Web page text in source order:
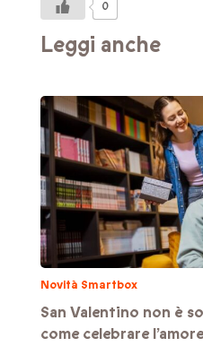
0
Leggi anche
Novità Smartbox
San Valentino non è
come celebrare